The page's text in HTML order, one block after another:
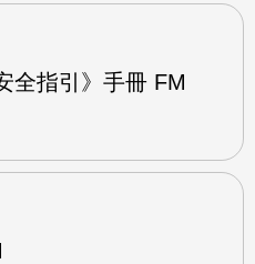
全指引》手冊 FM